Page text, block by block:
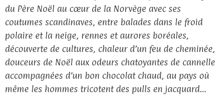
du Père Noël au cœur de la Norvège avec ses
coutumes scandinaves, entre balades dans le froid
polaire et la neige, rennes et aurores boréales,
découverte de cultures, chaleur d’un feu de cheminée,
douceurs de Noël aux odeurs chatoyantes de cannelle
accompagnées d’un bon chocolat chaud, au pays où
même les hommes tricotent des pulls en jacquard…